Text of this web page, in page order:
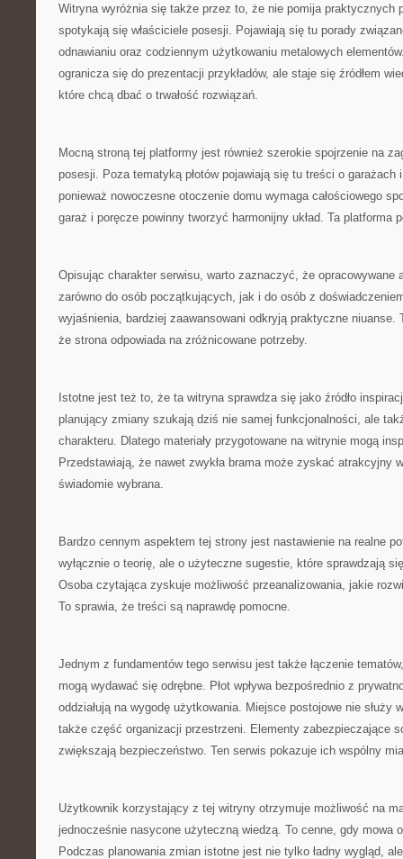
Witryna wyróżnia się także przez to, że nie pomija praktycznych
spotykają się właściciele posesji. Pojawiają się tu porady
odnawianiu oraz codziennym użytkowaniu metalowych
ogranicza się do prezentacji przykładów, ale staje się źródłem
które chcą dbać o trwałość rozwiązań.
Mocną stroną tej platformy jest również szerokie spojrzenie na
posesji. Poza tematyką płotów pojawiają się tu treści o garażach
ponieważ nowoczesne otoczenie domu wymaga całościowego
garaż i poręcze powinny tworzyć harmonijny układ. Ta platforma
Opisując charakter serwisu, warto zaznaczyć, że opracowywane
zarówno do osób początkujących, jak i do osób z
wyjaśnienia, bardziej zaawansowani odkryją praktyczne niuanse.
że strona odpowiada na zróżnicowane potrzeby.
Istotne jest też to, że ta witryna sprawdza się jako źródło
planujący zmiany szukają dziś nie samej funkcjonalności, ale
charakteru. Dlatego materiały przygotowane na witrynie mogą
Przedstawiają, że nawet zwykła brama może zyskać atrakcyjny
świadomie wybrana.
Bardzo cennym aspektem tej strony jest nastawienie na realne
wyłącznie o teorię, ale o użyteczne sugestie, które sprawdzają
Osoba czytająca zyskuje możliwość przeanalizowania, jakie
To sprawia, że treści są naprawdę pomocne.
Jednym z fundamentów tego serwisu jest także łączenie
mogą wydawać się odrębne. Płot wpływa bezpośrednio z
oddziałują na wygodę użytkowania. Miejsce postojowe nie służy
także część organizacji przestrzeni. Elementy zabezpieczające
zwiększają bezpieczeństwo. Ten serwis pokazuje ich wspólny
Użytkownik korzystający z tej witryny otrzymuje możliwość na
jednocześnie nasycone użyteczną wiedzą. To cenne, gdy mowa
Podczas planowania zmian istotne jest nie tylko ładny wygląd,